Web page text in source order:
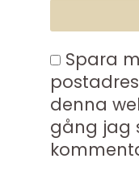
Spara
denna
gång jag